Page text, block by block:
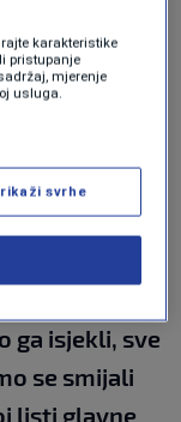
govorio
za
a ljudi su
sramota,
ga isjekli, sve
se smijali
listi glavne
karakteristike
pristupanje
mjerenje
usluga.
svrhe